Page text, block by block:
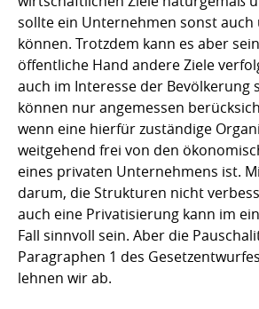
sollte ein Unternehmen sonst auch
können. Trotzdem kann es aber
öffentliche Hand andere Ziele
auch im Interesse der Bevölkerung
können nur angemessen
wenn eine hierfür zuständige
weitgehend frei von den
eines privaten Unternehmens ist.
darum, die Strukturen nicht
auch eine Privatisierung kann im
Fall sinnvoll sein. Aber die
Paragraphen 1 des
lehnen wir ab.